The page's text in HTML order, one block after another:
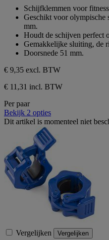
sterren.
Schijfklemmen voor
Geschikt voor olympische
mm.
Houdt de schijven perfect
Gemakkelijke sluiting, de
Doorsnede 51 mm.
€ 9,35 excl. BTW
€ 11,31 incl. BTW
Per paar
Bekijk 2 opties
Dit artikel is momenteel niet
Vergelijken Vergelijken